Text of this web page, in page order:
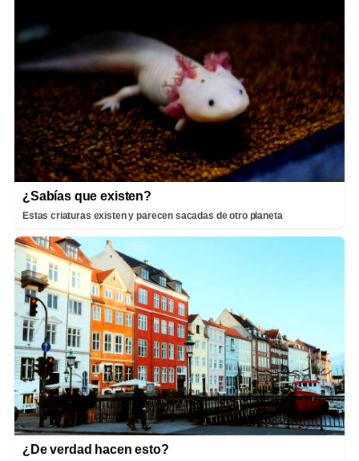
¿Sabías que existen?
Estas criaturas existen y parecen sacadas de otro planeta
¿De verdad hacen esto?